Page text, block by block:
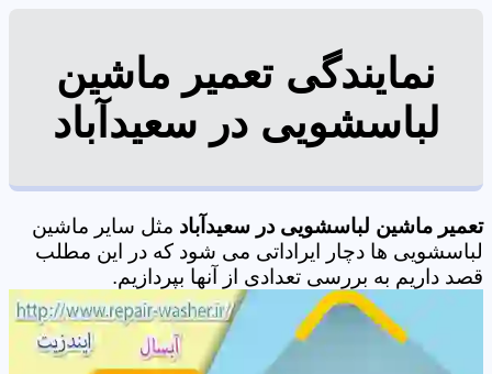
نمایندگی تعمیر ماشین
لباسشویی در سعیدآباد
تعمیر ماشین لباسشویی در سعیدآباد مثل سایر ماشین
لباسشویی ها دچار ایراداتی می شود که در این مطلب
قصد داریم به بررسی تعدادی از آنها بپردازیم.